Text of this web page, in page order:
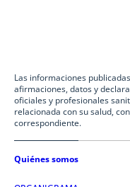
Las informaciones
afirmaciones, datos y
oficiales y profesionales
relacionada con su salud,
correspondiente.
Quiénes somos